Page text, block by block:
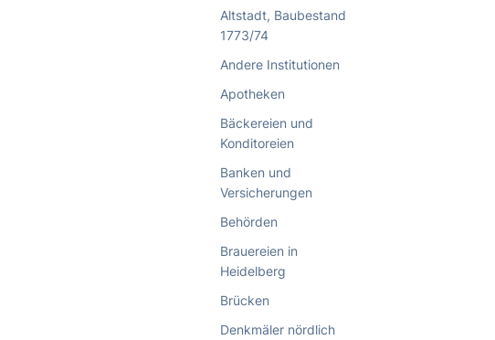
Altstadt, Baubestand
1773/74
Andere Institutionen
Apotheken
Bäckereien und
Konditoreien
Banken und
Versicherungen
Behörden
Brauereien in
Heidelberg
Brücken
Denkmäler nördlich